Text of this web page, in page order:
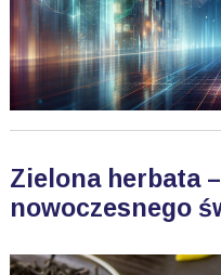
Zielona herbata
nowoczesnego